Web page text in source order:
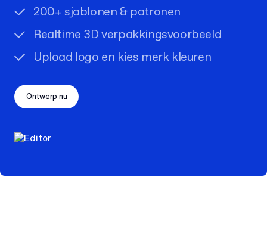
200+ sjablonen & patronen
Realtime 3D verpakkingsvoorbeeld
Upload logo en kies merk kleuren
Ontwerp nu